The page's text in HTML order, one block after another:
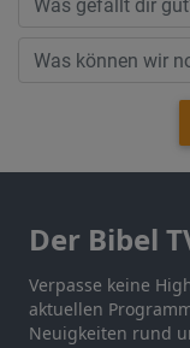
Der Bibel
Verpasse keine
aktuellen
Neuigkeiten rund